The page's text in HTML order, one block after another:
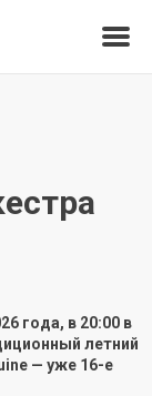
года, в 20:00 в
летний
— уже 16-е